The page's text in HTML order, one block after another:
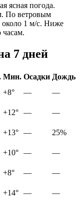
ясная погода.
По ветровым
около 1 м/с. Ниже
7 дней
Мин. Осадки Дождь
+8° —
—
+12° —
—
+13° —
25%
+10° —
—
+8° —
—
+14° —
—